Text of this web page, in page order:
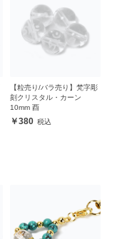
【粒売り/バラ売り】梵字彫
刻クリスタル・カーン
10mm 酉
380